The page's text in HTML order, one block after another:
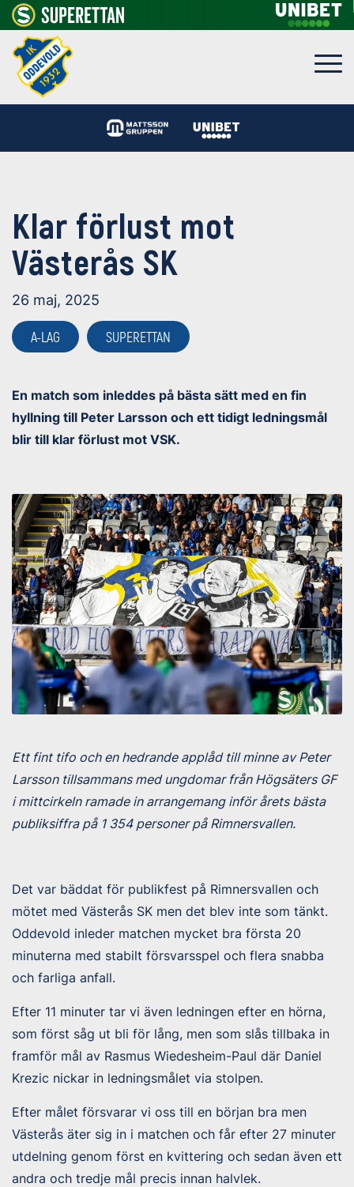
Klar förlust mot
Västerås SK
26 maj, 2025
A-LAG SUPERETTAN
En match som inleddes på bästa sätt med en fin
hyllning till Peter Larsson och ett tidigt ledningsmål
blir till klar förlust mot VSK.
Ett fint tifo och en hedrande applåd till minne av Peter
Larsson tillsammans med ungdomar från Högsäters GF
i mittcirkeln ramade in arrangemang inför årets bästa
publiksiffra på 1 354 personer på Rimnersvallen.
Det var bäddat för publikfest på Rimnersvallen och
mötet med Västerås SK men det blev inte som tänkt.
Oddevold inleder matchen mycket bra första 20
minuterna med stabilt försvarsspel och flera snabba
och farliga anfall.
Efter 11 minuter tar vi även ledningen efter en hörna,
som först såg ut bli för lång, men som slås tillbaka in
framför mål av Rasmus Wiedesheim-Paul där Daniel
Krezic nickar in ledningsmålet via stolpen.
Efter målet försvarar vi oss till en början bra men
Västerås äter sig in i matchen och får efter 27 minuter
utdelning genom först en kvittering och sedan även ett
andra och tredje mål precis innan halvlek.